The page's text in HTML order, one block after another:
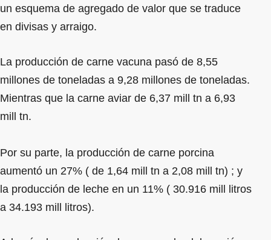
un esquema de agregado de valor que se traduce
en divisas y arraigo.
La producción de carne vacuna pasó de 8,55
millones de toneladas a 9,28 millones de toneladas.
Mientras que la carne aviar de 6,37 mill tn a 6,93
mill tn.
Por su parte, la producción de carne porcina
aumentó un 27% ( de 1,64 mill tn a 2,08 mill tn) ; y
la producción de leche en un 11% ( 30.916 mill litros
a 34.193 mill litros).